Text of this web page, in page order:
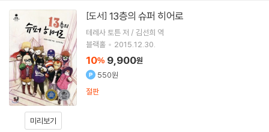
미리보기
[도서] 13층의 슈퍼 히어로
테레사 토튼 저 / 김선희 역
블랙홀
2015.12.30.
10% 9,900원
550원
절판